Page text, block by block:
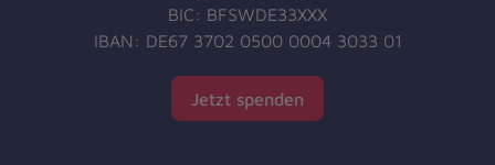
BIC: BFSWDE33XXX
IBAN: DE67 3702 0500 0004 3033 01
Jetzt spenden